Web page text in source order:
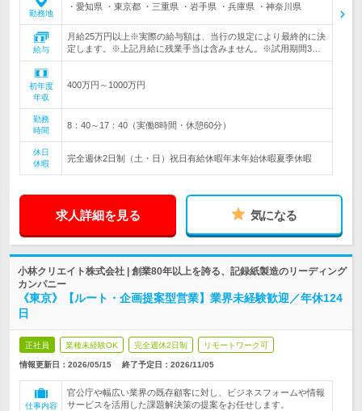
勤務地
・愛知県 ・東京都 ・三重県 ・岩手県 ・兵庫県 ・神奈川県
給与
月給25万円以上※実際の給与額は、当行の規定により最終的に決
定します。※上記月給に残業手当は含みません。※試用期間3…
初年度
年収
400万円～1000万円
勤務
時間
8：40～17：40（実働8時間・休憩60分）
休日
休暇
完全週休2日制（土・日）祝日有給休暇年末年始休暇夏季休暇
求人詳細を見る 気になる
小林クリエイト株式会社 | 創業80年以上を誇る、記録紙製造のリーディング
カンパニー
《東京》【ルート・企画提案型営業】業界未経験歓迎／年休124
日
正社員 業種未経験OK 完全週休2日制 リモートワーク可
情報更新日：2026/05/15 終了予定日： 2026/11/05
仕事内容
官公庁や幅広い業界の既存顧客に対し、ビジネスフォームや情報
サービスを活用した課題解決策の提案をお任せします。